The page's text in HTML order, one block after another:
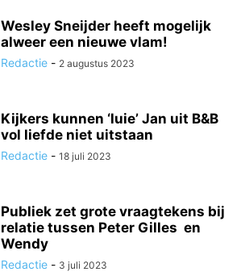
Wesley Sneijder heeft mogelijk
alweer een nieuwe vlam!
Redactie - 2 augustus 2023
Kijkers kunnen ‘luie’ Jan uit B&B
vol liefde niet uitstaan
Redactie - 18 juli 2023
Publiek zet grote vraagtekens bij
relatie tussen Peter Gilles en
Wendy
Redactie - 3 juli 2023